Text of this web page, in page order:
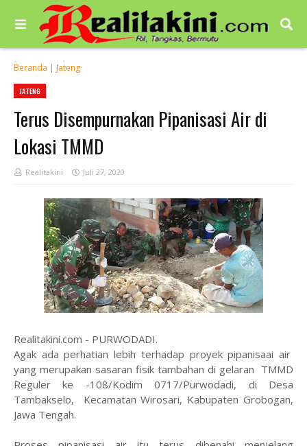
Beranda | Jateng
JATENG
Terus Disempurnakan Pipanisasi Air di
Lokasi TMMD
Realitakini Juli 27, 2020
Realitakini.com - PURWODADI.
Agak ada perhatian lebih terhadap proyek pipanisaai air
yang merupakan sasaran fisik tambahan di gelaran TMMD
Reguler ke -108/Kodim 0717/Purwodadi, di Desa
Tambakselo, Kecamatan Wirosari, Kabupaten Grobogan,
Jawa Tengah.